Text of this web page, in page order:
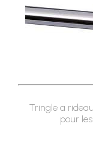
Tringle a
pour